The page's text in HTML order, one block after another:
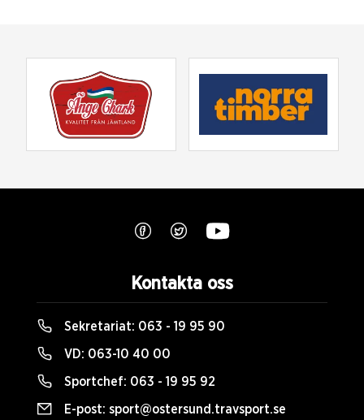
Kontakta oss
Sekretariat: 063 - 19 95 90
VD: 063-10 40 00
Sportchef: 063 - 19 95 92
E-post: sport@ostersund.travsport.se